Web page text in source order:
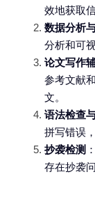
效地获取
数据分析
分析和可
论文写作
参考文献
文。
语法检查
拼写错误
抄袭检测
存在抄袭